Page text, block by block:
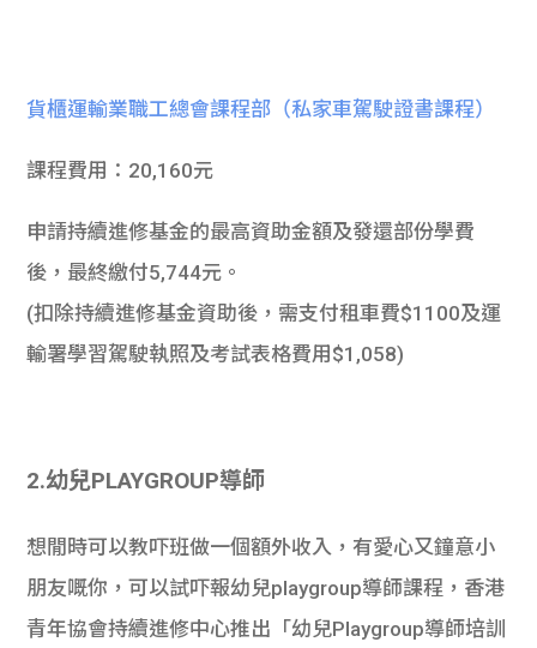
貨櫃運輸業職工總會課程部（私家車駕駛證書課程）
課程費用：20,160元
申請持續進修基金的最高資助金額及發還部份學費
後，最終繳付5,744元。
(扣除持續進修基金資助後，需支付租車費$1100及運
輸署學習駕駛執照及考試表格費用$1,058)
2.幼兒PLAYGROUP導師
想閒時可以教吓班做一個額外收入，有愛心又鐘意小
朋友嘅你，可以試吓報幼兒playgroup導師課程，香港
青年協會持續進修中心推出「幼兒Playgroup導師培訓